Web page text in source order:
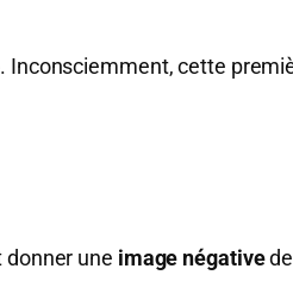
. Inconsciemment, cette
donner une image négative